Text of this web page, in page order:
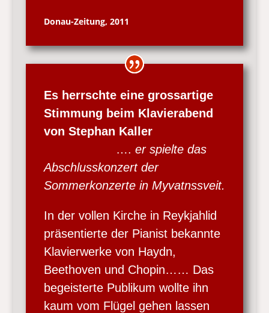
Donau-Zeitung, 2011
Es herrschte eine grossartige
Stimmung beim Klavierabend
von Stephan Kaller
…. er spielte das
Abschlusskonzert der
Sommerkonzerte in Myvatnssveit.
In der vollen Kirche in Reykjahlid
präsentierte der Pianist bekannte
Klavierwerke von Haydn,
Beethoven und Chopin…… Das
begeisterte Publikum wollte ihn
kaum vom Flügel gehen lassen